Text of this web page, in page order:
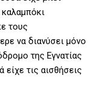
τους
να διανύσει μόνο
της Εγνατίας
τις αισθήσεις